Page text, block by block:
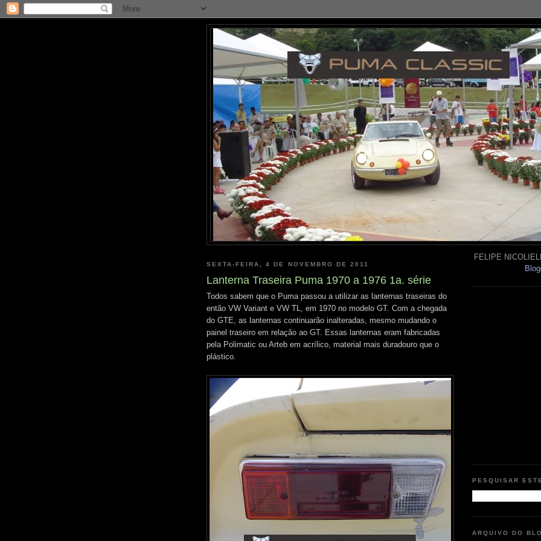
SEXTA-FEIRA, 4 DE NOVEMBRO DE 2011
Lanterna Traseira Puma 1970 a 1976 1a. série
Todos sabem que o Puma passou a utilizar as lanternas traseiras do
então VW Variant e VW TL, em 1970 no modelo GT. Com a chegada
do GTE, as lanternas continuarão inalteradas, mesmo mudando o
painel traseiro em relação ao GT. Essas lanternas eram fabricadas
pela Polimatic ou Arteb em acrílico, material mais duradouro que o
plástico.
FELIPE
PESQUISAR
ARQUIVO DO